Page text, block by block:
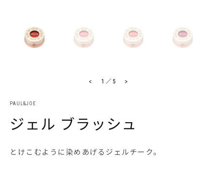
< >
1 ／ 5
PAUL&JOE
ジェル ブラッシュ
とけこむように染めあげるジェルチーク。